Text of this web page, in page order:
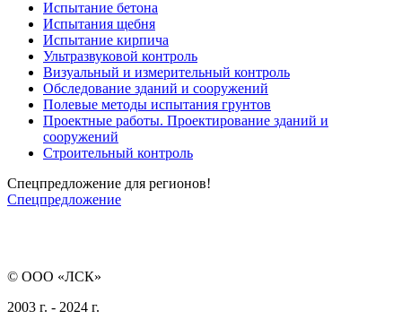
Испытание бетона
Испытания щебня
Испытание кирпича
Ультразвуковой контроль
Визуальный и измерительный контроль
Обследование зданий и сооружений
Полевые методы испытания грунтов
Проектные работы. Проектирование зданий и
сооружений
Строительный контроль
Спецпредложение для регионов!
Спецпредложение
© ООО «ЛСК»
2003 г. - 2024 г.